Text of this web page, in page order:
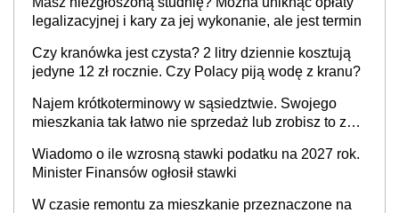
legalizacyjnej i kary za jej wykonanie, ale jest termin
Czy kranówka jest czysta? 2 litry dziennie kosztują
jedyne 12 zł rocznie. Czy Polacy piją wodę z kranu?
Najem krótkoterminowy w sąsiedztwie. Swojego
mieszkania tak łatwo nie sprzedaż lub zrobisz to ze
Wiadomo o ile wzrosną stawki podatku na 2027 rok.
Minister Finansów ogłosił stawki
W czasie remontu za mieszkanie przeznaczone na